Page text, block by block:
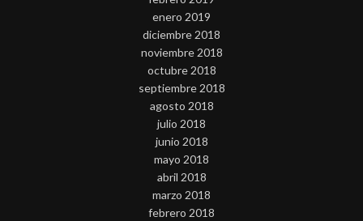
enero 2019
diciembre 2018
noviembre 2018
octubre 2018
septiembre 2018
agosto 2018
julio 2018
junio 2018
mayo 2018
abril 2018
marzo 2018
febrero 2018